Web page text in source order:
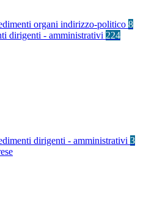
organi indirizzo-politico 8
dirigenti - amministrativi 224
dirigenti - amministrativi 3